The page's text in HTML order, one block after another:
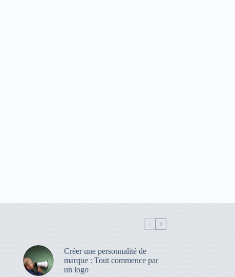
Créer une personnalité de
marque : Tout commence par
un logo